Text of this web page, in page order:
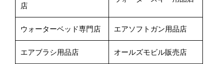
店
ウォーターベッド専門店 エアソフトガン用品店
エアブラシ用品店 オールズモビル販売店